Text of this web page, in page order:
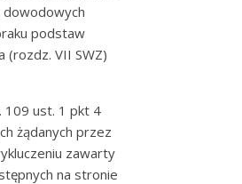
podstaw
(rozdz. VII SWZ)
109 ust. 1 pkt 4
żądanych przez
zawarty
na stronie